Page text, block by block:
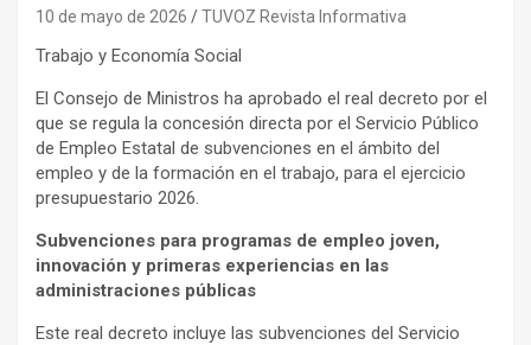
10 de mayo de 2026 TUVOZ Revista Informativa
Trabajo y Economía Social
El Consejo de Ministros ha aprobado el real decreto por el
que se regula la concesión directa por el Servicio Público
de Empleo Estatal de subvenciones en el ámbito del
empleo y de la formación en el trabajo, para el ejercicio
presupuestario 2026.
Subvenciones para programas de empleo joven,
innovación y primeras experiencias en las
administraciones públicas
Este real decreto incluye las subvenciones del Servicio